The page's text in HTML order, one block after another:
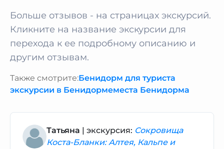
Больше отзывов - на страницах экскурсий.
Кликните на название экскурсии для
перехода к ее подробному описанию и
другим отзывам.
Также смотрите:Бенидорм для туриста
экскурсии в Бенидормеместа Бенидорма
Татьяна | экскурсия: Сокровища
Коста-Бланки: Алтея, Кальпе и